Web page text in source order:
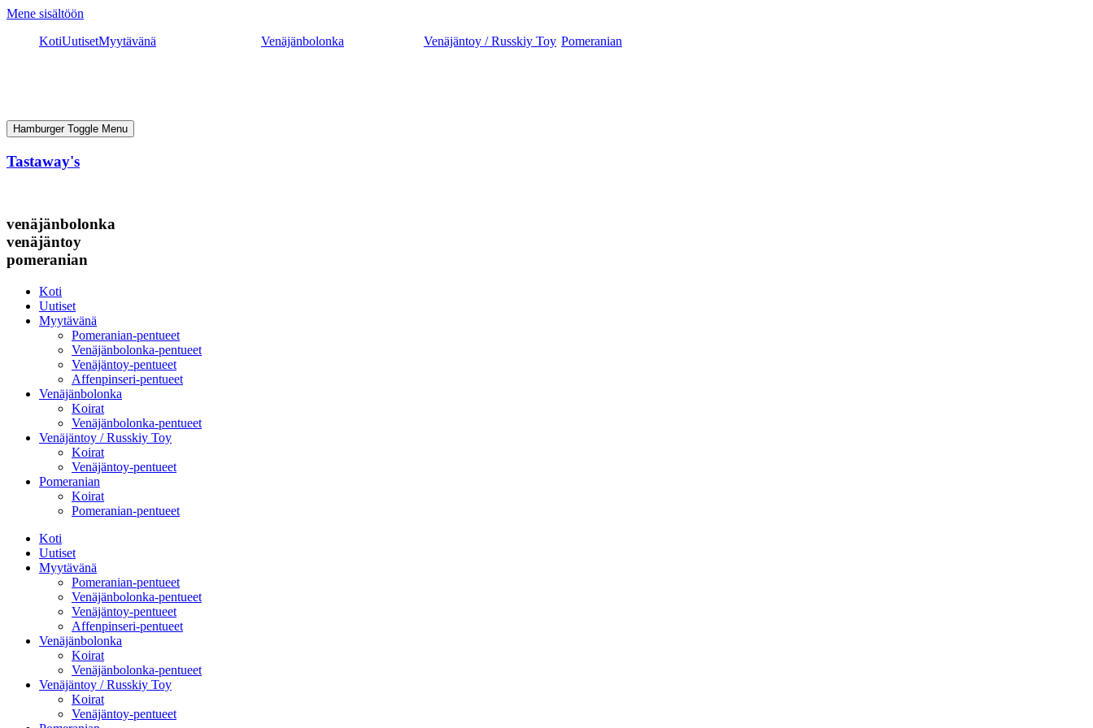
Mene sisältöön
KotiUutisetMyytävänä Venäjänbolonka Venäjäntoy / Russkiy Toy Pomeranian
Hamburger Toggle Menu
Tastaway's
venäjänbolonka
venäjäntoy
pomeranian
Koti
Uutiset
Myytävänä
Pomeranian-pentueet
Venäjänbolonka-pentueet
Venäjäntoy-pentueet
Affenpinseri-pentueet
Venäjänbolonka
Koirat
Venäjänbolonka-pentueet
Venäjäntoy / Russkiy Toy
Koirat
Venäjäntoy-pentueet
Pomeranian
Koirat
Pomeranian-pentueet
Koti
Uutiset
Myytävänä
Pomeranian-pentueet
Venäjänbolonka-pentueet
Venäjäntoy-pentueet
Affenpinseri-pentueet
Venäjänbolonka
Koirat
Venäjänbolonka-pentueet
Venäjäntoy / Russkiy Toy
Koirat
Venäjäntoy-pentueet